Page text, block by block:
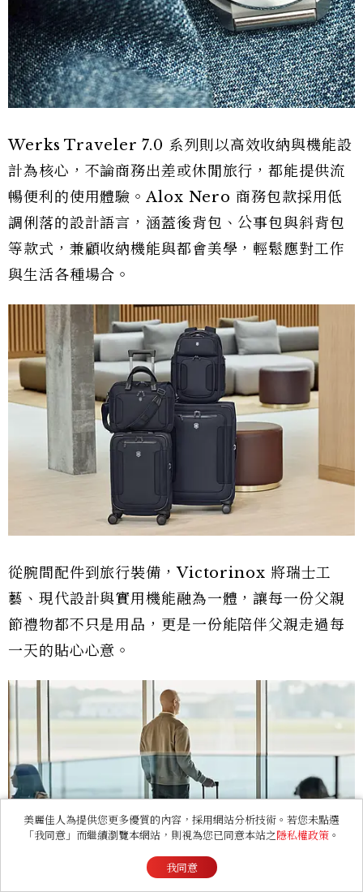
Werks Traveler 7.0 系列則以高效收納與機能設
計為核心，不論商務出差或休閒旅行，都能提供流
暢便利的使用體驗。Alox Nero 商務包款採用低
調俐落的設計語言，涵蓋後背包、公事包與斜背包
等款式，兼顧收納機能與都會美學，輕鬆應對工作
與生活各種場合。
從腕間配件到旅行裝備，Victorinox 將瑞士工
藝、現代設計與實用機能融為一體，讓每一份父親
節禮物都不只是用品，更是一份能陪伴父親走過每
一天的貼心心意。
美麗佳人為提供您更多優質的內容，採用網站分析技術。若您未點選
「我同意」而繼續瀏覽本網站，則視為您已同意本站之隱私權政策 。
我同意